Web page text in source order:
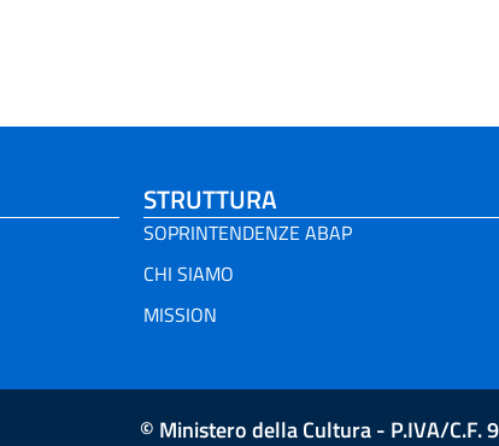
STRUTTURA
SOPRINTENDENZE ABAP
CHI SIAMO
MISSION
© Ministero della Cultura - P.IVA/C.F.